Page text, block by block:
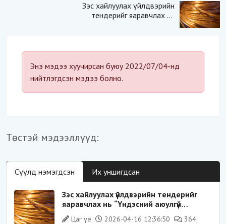
Зэс хайлуулах үйлдвэрийн
тендерийг яаравчлах нь
Энэ мэдээ хуучирсан буюу 2022/07/04-нд
нийтлэгдсэн мэдээ болно.
Төстэй мэдээллүүд:
Сүүлд нэмэгдсэн Их уншигдсан
Зэс хайлуулах үйлдвэрийн тендерийг
яаравчлах нь “Үндэсний аюулгүй
байдал“-д эрсдэлтэй юу?
Цаг үе 2026-04-16 12:36:50 364